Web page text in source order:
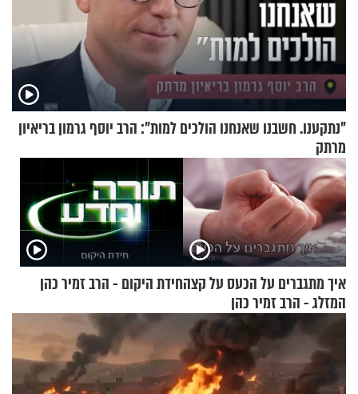
"נתקענו. חשבנו שאנחנו הולכים למות": הרב יוסף גרמון בריאיון
מרתק
איך מתגברים על הכעס על קצה
המזלג - הרב זמיר כהן
חידת היקום - הרב זמיר כהן